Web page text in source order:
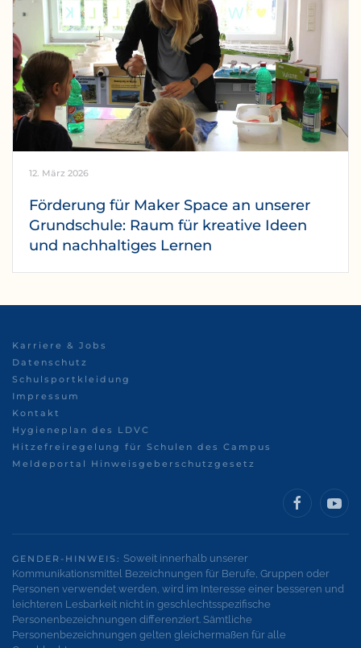
12. März 2026
Förderung für Maker Space an unserer
Grundschule: Raum für kreative Ideen
und nachhaltiges Lernen
Karriere & Jobs
Datenschutz
Schulsportkleidung
Impressum
Kontakt
Hygieneplan des LDVC
Hitzefreiregelung für Schulen des Campus
Meldeportal Hinweisgeberschutzgesetz
GENDER-HINWEIS: Soweit innerhalb unserer
Kommunikationsmittel Bezeichnungen für Berufe, Gruppen oder
Personen verwendet werden, wird im Interesse einer besseren und
leichteren Lesbarkeit nicht in geschlechtsspezifische
Personenbezeichnungen differenziert. Sämtliche
Personenbezeichnungen gelten gleichermaßen für alle